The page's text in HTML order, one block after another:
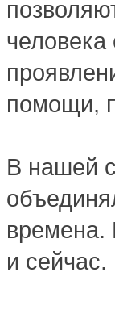
помощи,
В нашей
времена.
и сейчас.